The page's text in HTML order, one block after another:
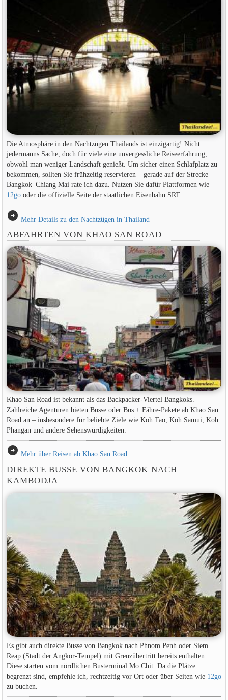
Die Atmosphäre in den Nachtzügen Thailands ist einzigartig! Nicht
jedermanns Sache, doch für viele eine unvergessliche Reiseerfahrung,
obwohl man weniger Landschaft genießt. Um sicher einen Schlafplatz zu
bekommen, sollten Sie frühzeitig reservieren – gerade auf der Strecke
Bangkok–Chiang Mai rate ich dazu. Nutzen Sie dafür Plattformen wie
12gooder die offizielle Seite der staatlichen Eisenbahn SRT.
arrow_circle_right Mehr Details zu den Nachtzügen in Thailand
ABFAHRTEN VON KHAO SAN ROAD
Khao San Road ist bekannt als das Backpacker-Viertel Bangkoks.
Zahlreiche Agenturen bieten Busse oder Bus + Fähre-Pakete ab Khao San
Road an – insbesondere für beliebte Ziele wie Koh Tao, Koh Samui, Koh
Phangan und andere Sehenswürdigkeiten.
arrow_circle_right Mehr über Reisen ab Khao San Road
DIREKTE BUSSE VON BANGKOK NACH
KAMBODJA
Es gibt auch direkte Busse von Bangkok nach Phnom Penh oder Siem
Reap (Stadt der Angkor-Tempel) mit Grenzübertritt bereits enthalten.
Diese starten vom nördlichen Busterminal Mo Chit. Da die Plätze
begrenzt sind, empfehle ich, rechtzeitig vor Ort oder über Seiten wie 12go
zu buchen.